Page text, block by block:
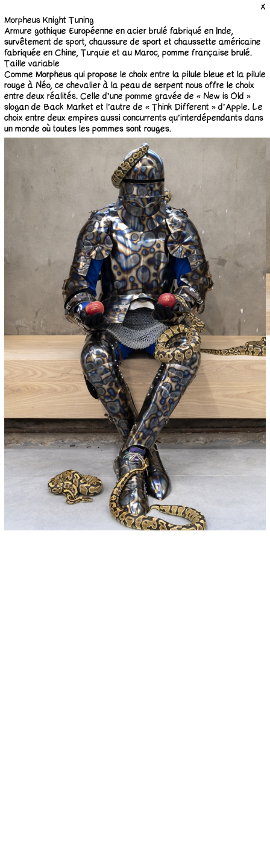
X
Morpheus Knight Tuning
Armure gothique Européenne en acier brulé fabriqué en Inde,
survêtement de sport, chaussure de sport et chaussette américaine
fabriquée en Chine, Turquie et au Maroc, pomme française brulé.
Taille variable
Comme Morpheus qui propose le choix entre la pilule bleue et la pilule
rouge à Néo, ce chevalier à la peau de serpent nous offre le choix
entre deux réalités. Celle d’une pomme gravée de « New is Old »
slogan de Back Market et l’autre de « Think Different » d’Apple. Le
choix entre deux empires aussi concurrents qu’interdépendants dans
un monde où toutes les pommes sont rouges.